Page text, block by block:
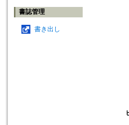
書誌管理
書き出し